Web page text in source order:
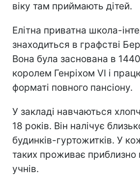
віку там приймають дітей.
Елітна приватна школа-
знаходиться в графстві
Вона була заснована в
королем Генріхом VI і
форматі повного пансіону.
У закладі навчаються
18 років. Він налічує
будинків-гуртожитків. У
таких проживає приблизно
учнів.